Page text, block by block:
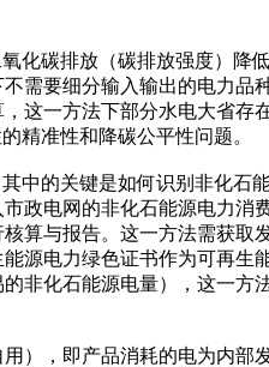
化碳排放（碳排放强度）降
需要细分输入输出的电力品
这一方法下部分水电大省存
精准性和降碳公平性问题。
中的关键是如何识别非化石
政电网的非化石能源电力消
算与报告。这一方法需获取
源电力绿色证书作为可再生
非化石能源电量），这一方
），即产品消耗的电为内部